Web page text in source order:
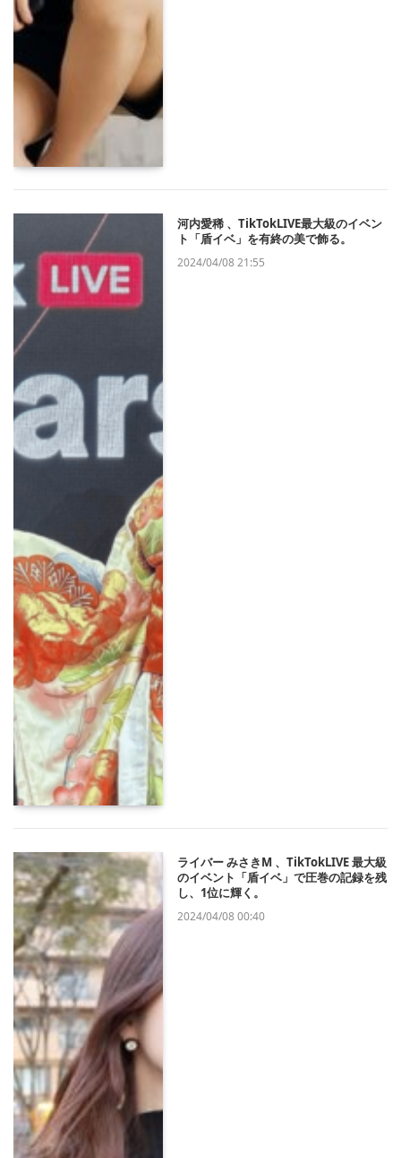
河内愛稀 、TikTokLIVE最大級のイベン
ト「盾イベ」を有終の美で飾る。
2024/04/08 21:55
ライバー みさきM 、TikTokLIVE 最大級
のイベント「盾イベ」で圧巻の記録を残
し、1位に輝く。
2024/04/08 00:40